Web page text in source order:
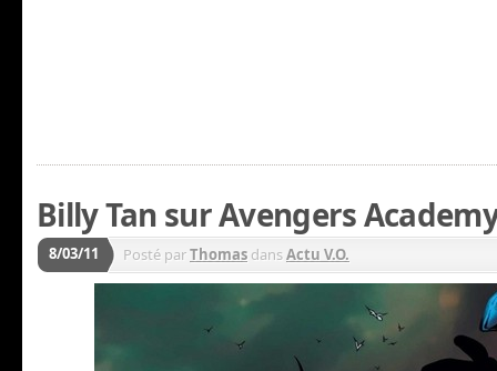
Billy Tan sur Avengers
8/03/11 Posté parThomas dansActu V.O.